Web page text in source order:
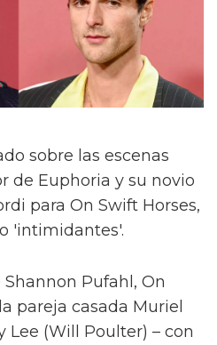
sobre las escenas
de Euphoria y su novio
para On Swift Horses,
'intimidantes'.
Pufahl, On
pareja casada Muriel
Lee (Will Poulter) – con